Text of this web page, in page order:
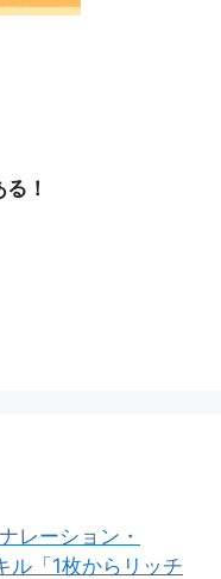
！
レーション・
ル「1枚からリッチ